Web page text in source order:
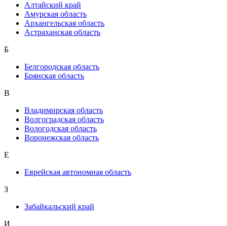
Алтайский край
Амурская область
Архангельская область
Астраханская область
Б
Белгородская область
Брянская область
В
Владимирская область
Волгоградская область
Вологодская область
Воронежская область
Е
Еврейская автономная область
З
Забайкальский край
И